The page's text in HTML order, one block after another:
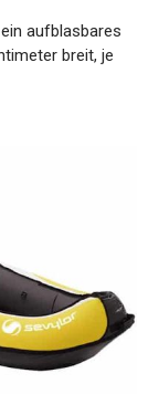
aufblasbares
breit, je